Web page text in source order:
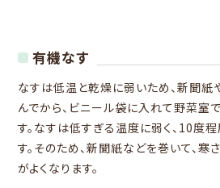
有機なす
なすは低温と乾燥に弱いため、新聞紙
んでから、ビニール袋に入れて野菜室
す。なすは低すぎる温度に弱く、10度
す。そのため、新聞紙などを巻いて、寒
がよくなります。